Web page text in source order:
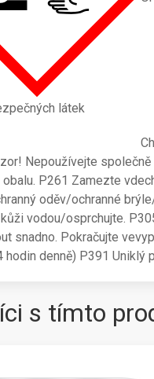
látek
Nepoužívejte
P261 Zamezte
oděv/ochranné
vodou/osprchujte.
snadno. Pokračujte
hodin denně) P391
s tímto